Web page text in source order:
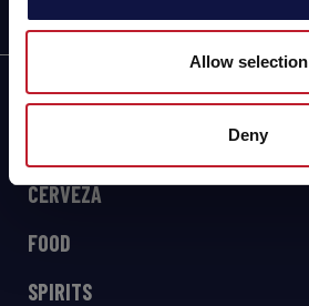
Allow selection
Deny
AEB
CERVEZA
FOOD
SPIRITS